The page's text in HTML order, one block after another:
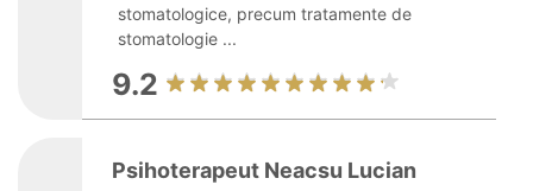
stomatologice, precum tratamente de
stomatologie ...
9.2
Psihoterapeut Neacsu Lucian